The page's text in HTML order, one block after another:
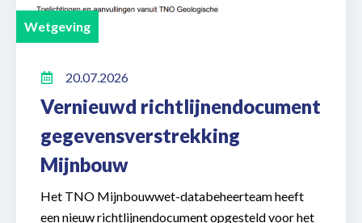
Wetgeving
20.07.2026
Vernieuwd richtlijnendocument
gegevensverstrekking
Mijnbouw
Het TNO Mijnbouwwet-databeheerteam heeft
een nieuw richtlijnendocument opgesteld voor het